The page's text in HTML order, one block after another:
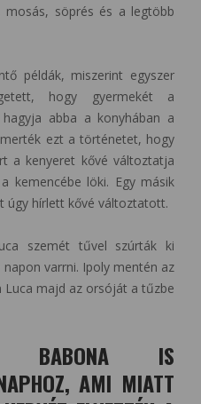
söprés és a legtöbb
példák, miszerint egyszer
hogy gyermekét a
abba a konyhában a
ezt a történetet, hogy
a kenyeret kővé változtatja
kemencébe löki. Egy másik
úgy hírlett kővé változtatott.
szemét tűvel szúrták ki
varrni. Ipoly mentén az
Luca majd az orsóját a tűzbe
BABONA IS
AMI MIATT